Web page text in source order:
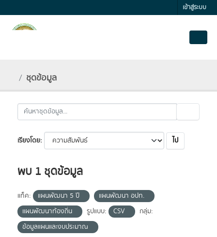
เข้าสู่ระบบ
ชุดข้อมูล
เรียงโดย ไป
พบ 1 ชุดข้อมูล
แท็ค: แผนพัฒนา 5 ปี
แผนพัฒนา อปท.
แผนพัฒนาท้องถิ่น
รูปแบบ: CSV
กลุ่ม:
ข้อมูลแผนและงบประมาณ